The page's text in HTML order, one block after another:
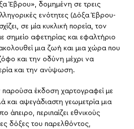
Έβρου», δομημένη σε τρεις
ενότητες (Δόξα Έβρου-
σε μία κυκλική πορεία, τον
σημείο αφετηρίας και εφαλτήριο
μια ζωή και μια χώρα που
και την οδύνη μέχρι να
και την ανύψωση.
παρούσα έκδοση χαρτογραφεί με
και αψεγάδιαστη γεωμετρία μια
άπειρο, περιπαίζει εθνικούς
δόξες του παρελθόντος,